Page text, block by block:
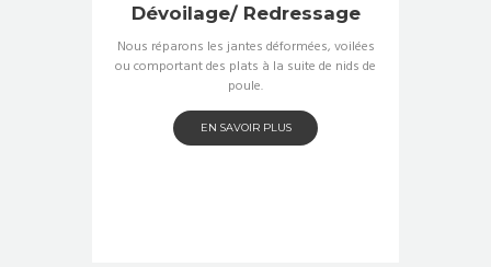
Dévoilage/ Redressage
Nous réparons les jantes déformées, voilées
ou comportant des plats à la suite de nids de
poule.
EN SAVOIR PLUS